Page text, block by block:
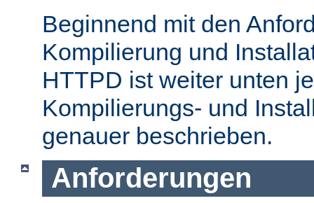
Beginnend mit den
Kompilierung und
HTTPD ist weiter unten
Kompilierungs- und
genauer beschrieben.
Anforderungen